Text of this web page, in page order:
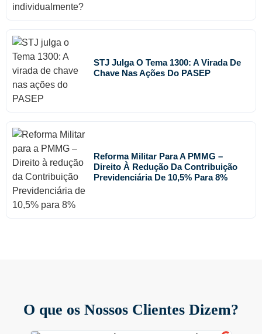
STJ Julga O Tema 1300: A Virada De
Chave Nas Ações Do PASEP
Reforma Militar Para A PMMG –
Direito À Redução Da Contribuição
Previdenciária De 10,5% Para 8%
O que os Nossos Clientes Dizem?